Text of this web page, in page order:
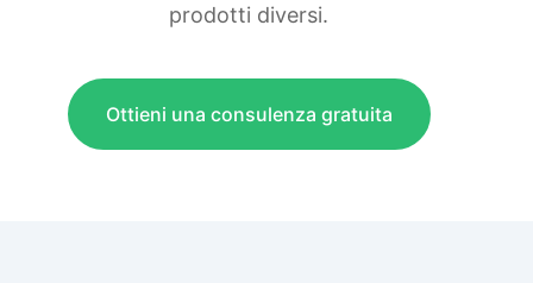
prodotti diversi.
Ottieni una consulenza gratuita